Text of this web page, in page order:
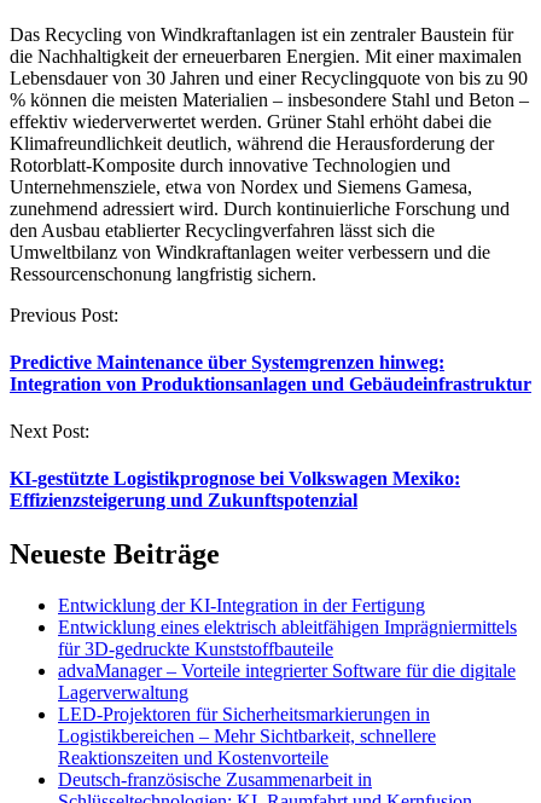
Das Recycling von Windkraftanlagen ist ein zentraler Baustein für
die Nachhaltigkeit der erneuerbaren Energien. Mit einer maximalen
Lebensdauer von 30 Jahren und einer Recyclingquote von bis zu 90
% können die meisten Materialien – insbesondere Stahl und Beton –
effektiv wiederverwertet werden. Grüner Stahl erhöht dabei die
Klimafreundlichkeit deutlich, während die Herausforderung der
Rotorblatt-Komposite durch innovative Technologien und
Unternehmensziele, etwa von Nordex und Siemens Gamesa,
zunehmend adressiert wird. Durch kontinuierliche Forschung und
den Ausbau etablierter Recyclingverfahren lässt sich die
Umweltbilanz von Windkraftanlagen weiter verbessern und die
Ressourcenschonung langfristig sichern.
Post
Previous Post:
Predictive Maintenance über Systemgrenzen hinweg:
Integration von Produktionsanlagen und Gebäudeinfrastruktur
Next Post:
KI-gestützte Logistikprognose bei Volkswagen Mexiko:
Effizienzsteigerung und Zukunftspotenzial
Neueste Beiträge
Entwicklung der KI-Integration in der Fertigung
Entwicklung eines elektrisch ableitfähigen Imprägniermittels
für 3D-gedruckte Kunststoffbauteile
advaManager – Vorteile integrierter Software für die digitale
Lagerverwaltung
LED-Projektoren für Sicherheitsmarkierungen in
Logistikbereichen – Mehr Sichtbarkeit, schnellere
Reaktionszeiten und Kostenvorteile
Deutsch-französische Zusammenarbeit in